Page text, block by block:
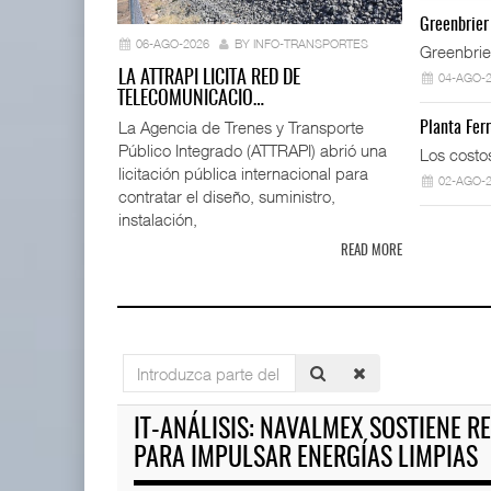
06-AGO-2026 BY INFO-TRANSPORTES
LA ATTRAPI LICITA RED DE
TELECOMUNICACIO…
La Agencia de Trenes y Transporte
Público Integrado (ATTRAPI) abrió una
licitación pública internacional para
contratar el diseño, suministro,
instalación,
READ MORE
04-AGO-
Planta
Los
02-AGO-
Introduzca
parte
del
títuloIT-ANÁLISIS: NAVALMEX SOSTIENE
PARA IMPULSAR ENERGÍAS LIMPIAS
TMAZ eleva 77% movimiento de
carga suelta y s ...
05 AGO 2026
EE.UU. plantea nuevas
restricciones para trip ...
05 AGO 2026
IT-
06 AGO
06 AGO 2026
IT-ANÁLISIS: Volaris abrirá
06 AGO 2026